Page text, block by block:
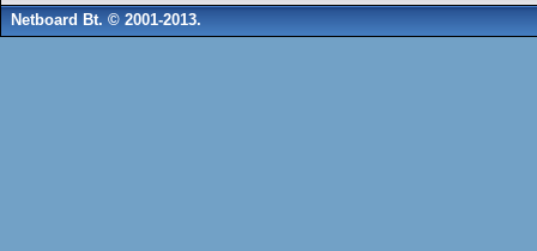
Netboard Bt. © 2001-2013.